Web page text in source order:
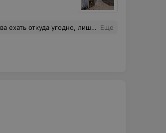
свои сумасшедшие капризы только им. Благодарю всем моим женским существом Еще